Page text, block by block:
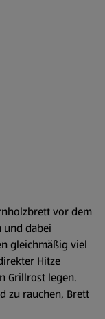
vor dem
und dabei
gleichmäßig viel
Hitze
Grillrost legen.
zu rauchen, Brett